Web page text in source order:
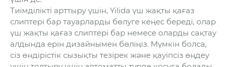
Тиімділікті арттыру үшін, Yilida үш жақты қағаз
слиптері бар тауарларды бөлуге кеңес береді, олар
үш жақты қағаз слиптері бар немесе оларды сақтау
алдында ерін дизайнымен бөліңіз. Мүмкін болса,
сіз өндірістік сызықты тезірек және қауіпсіз өңдеу